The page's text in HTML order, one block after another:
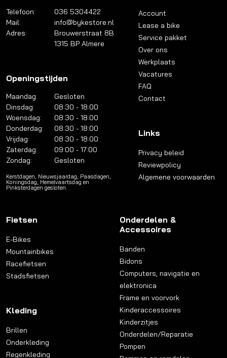
Telefoon:
036 5304422
Mail:
info@bykestore.nl
Adres:
Brouwerstraat 8B
1315 BP Almere
Openingstijden
Maandag:
Gesloten
Dinsdag:
08:30 - 18:00
Woensdag:
08:30 - 18:00
Donderdag:
08:30 - 18:00
Vrijdag:
08:30 - 18:00
Zaterdag:
09:00 - 17:00
Zondag:
Gesloten
Kerstdagen, Nieuwsjaardag, Paasdagen,
Koningsdag, Hemelvaartsdag en
Pinksterdagen gesloten.
Account
Lease a bike
Service pakket
Over ons
Werkplaats
Vacatures
FAQ
Contact
Links
Privacy beleid
Reviewpolicy
Algemene voorwaarden
Fietsen
E-Bikes
Mountainbikes
Racefietsen
Stadsfietsen
Kleding
Brillen
Onderkleding
Regenkleding
Onderdelen &
Accessoires
Banden
Bidons
Computers, navigatie en
elektronica
Frame en voorvork
Kinderaccessoires
Kinderzitjes
Onderdelen/Reparatie
Pompen